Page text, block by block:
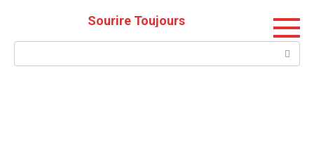
Sourire Toujours
Search: